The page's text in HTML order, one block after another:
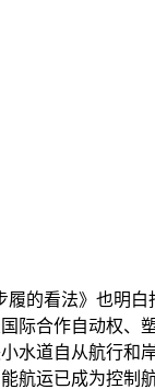
看法》也明
合作自动权
水道自从航行
运已成为控